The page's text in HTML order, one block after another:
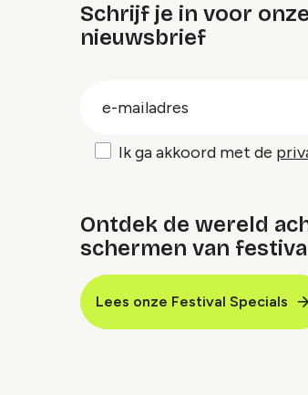
Schrijf je in voor onze
nieuwsbrief
Ik ga akkoord met de
Ontdek de wereld
schermen van
Lees onze Festival Specials